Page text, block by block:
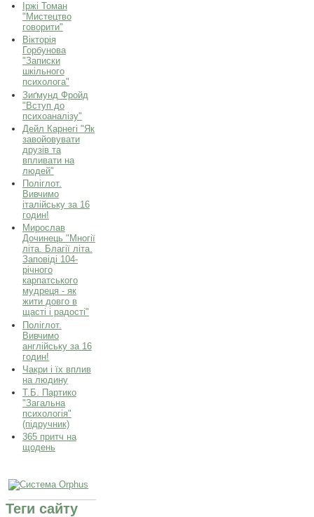
Іржі Томан
"Мистецтво
говорити"
Вікторія
Горбунова
"Записки
шкільного
психолога"
Зиґмунд Фройд
"Вступ до
психоаналізу"
Дейл Карнегі "Як
завойовувати
друзів та
впливати на
людей"
Поліглот.
Вивчимо
італійську за 16
годин!
Мирослав
Дочинець "Многії
літа. Благії літа.
Заповіді 104-
річного
карпатського
мудреця - як
жити довго в
щасті і радості"
Поліглот.
Вивчимо
англійську за 16
годин!
Чакри і їх вплив
на людину
Т.Б. Партико
"Загальна
психологія"
(підручник)
365 притч на
щодень
Теги сайту